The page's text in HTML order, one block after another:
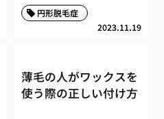
2023.11.19
円形脱毛症
薄毛の人がワックスを
使う際の正しい付け方